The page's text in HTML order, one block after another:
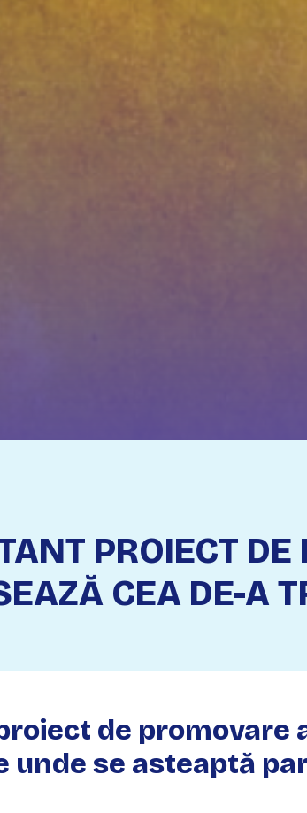
PROIECT DE
CEA DE-A
de promovare
unde se asteaptă